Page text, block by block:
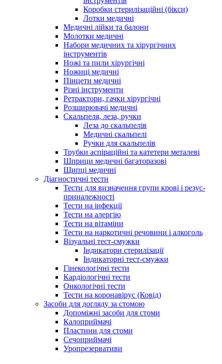
Коробки стерилізаційні (бікси)
Лотки медичні
Медичні лійки та балони
Молотки медичні
Набори медичних та хірургічних
інструментів
Ножі та пили хірургічні
Ножиці медичні
Пінцети медичні
Різні інструменти
Ретрактори, гачки хірургічні
Розширювачі медичні
Скальпеля, леза, ручки
Леза до скальпелів
Медичні скальпелі
Ручки для скальпелів
Трубки аспіраційні та катетери металеві
Шприци медичні багаторазові
Щипці медичні
Діагностичні тести
Тести для визначення групи крові і резус-
приналежності
Тести на інфекції
Тести на алергію
Тести на вітаміни
Тести на наркотичні речовини і алкоголь
Візуальні тест-смужки
Індикатори стерилізації
Індикаторні тест-смужки
Гінекологічні тести
Кардіологічні тести
Онкологічні тести
Тести на коронавірус (Ковід)
Засоби для догляду за стомою
Допоміжні засоби для стоми
Калоприймачі
Пластини для стоми
Сечоприймачі
Уропрезервативи